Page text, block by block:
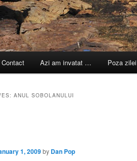
Contact Azi am invatat … Poza zilei
ANUL SOBOLANULUI
1, 2009by Dan Pop